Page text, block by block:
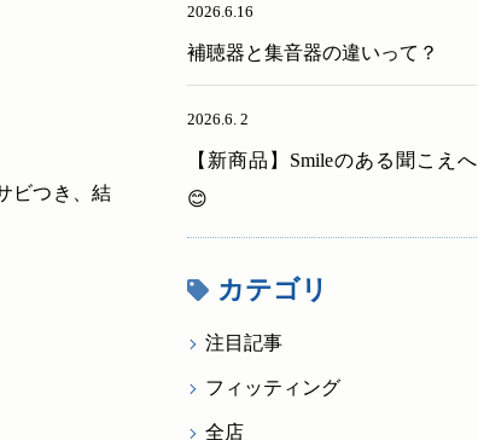
ビつき、結
2026.6.16
補聴器と集音器の違いって？
2026.6. 2
【新商品】Smileのある聞こえへ
😊
カテゴリ
注目記事
フィッティング
全店